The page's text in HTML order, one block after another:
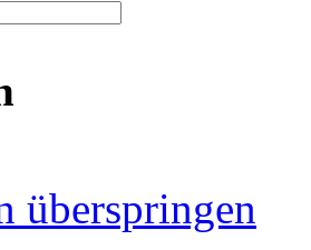
überspringen